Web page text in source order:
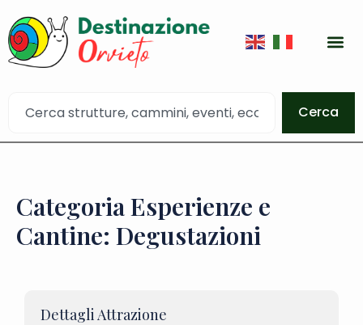
Cerca
Categoria Esperienze e
Cantine: Degustazioni
Dettagli Attrazione